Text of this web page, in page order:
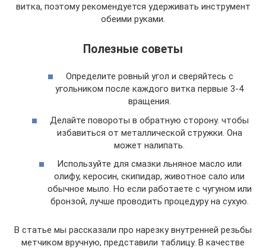
витка, поэтому рекомендуется удерживать инструмент
обеими руками.
Полезные советы
Определите ровный угол и сверяйтесь с
угольником после каждого витка первые 3-4
вращения.
Делайте повороты в обратную сторону. чтобы
избавиться от металлической стружки. Она
может налипать.
Используйте для смазки льняное масло или
олифу, керосин, скипидар, животное сало или
обычное мыло. Но если работаете с чугуном или
бронзой, лучше проводить процедуру на сухую.
В статье мы рассказали про нарезку внутренней резьбы
метчиком вручную, представили таблицу. В качестве